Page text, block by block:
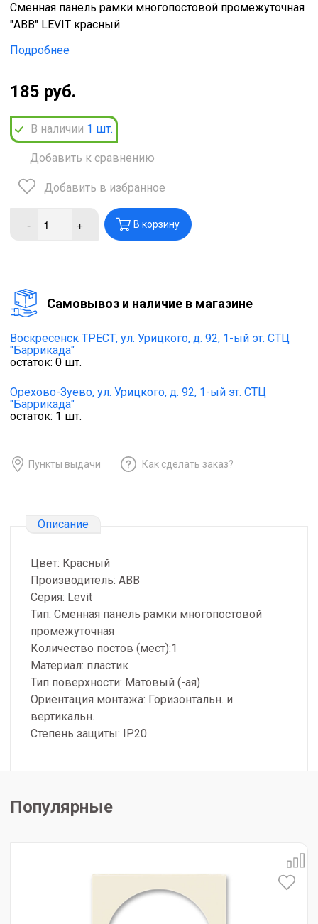
Сменная панель рамки многопостовой промежуточная
"ABB" LEVIT красный
Подробнее
185 руб.
В наличии 1 шт.
Добавить к сравнению
Добавить в избранное
- + В корзину
Cамовывоз и наличие в магазине
Воскресенск ТРЕСТ, ул. Урицкого, д. 92, 1-ый эт. СТЦ
"Баррикада"
остаток: 0 шт.
Орехово-Зуево, ул. Урицкого, д. 92, 1-ый эт. СТЦ
"Баррикада"
остаток: 1 шт.
Пункты выдачи Как сделать заказ?
Описание
Цвет: Красный
Производитель: ABB
Серия: Levit
Тип: Сменная панель рамки многопостовой
промежуточная
Количество постов (мест):1
Материал: пластик
Тип поверхности: Матовый (-ая)
Ориентация монтажа: Горизонтальн. и
вертикальн.
Степень защиты: IP20
Популярные